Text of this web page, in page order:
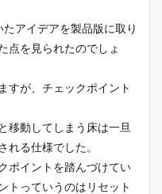
アイデアを製品版に取り
点を見られたのでしょ
すが、チェックポイント
移動してしまう床は一旦
れる仕様でした。
ポイントを踏んづけてい
トっていうのはリセット